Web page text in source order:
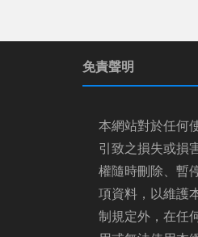
免責聲明
本網站對於任何
引致之損失或損
權隨時刪除、暫
項資料，以維護
制規定外，在任